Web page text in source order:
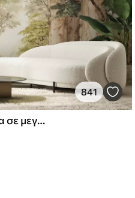
841
Δασικό μονοπάτι ανάμεσα σε μεγαλοπρεπή δέντρα σε στυλ ακουαρέλας